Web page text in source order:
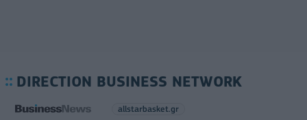
DIRECTION BUSINESS NETWORK
allstarbasket.gr